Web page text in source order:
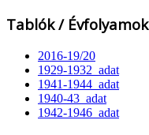
Tablók / Évfolyamok
2016-19/20
1929-1932_adat
1941-1944_adat
1940-43_adat
1942-1946_adat